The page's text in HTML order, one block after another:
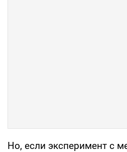
Но, если эксперимент с